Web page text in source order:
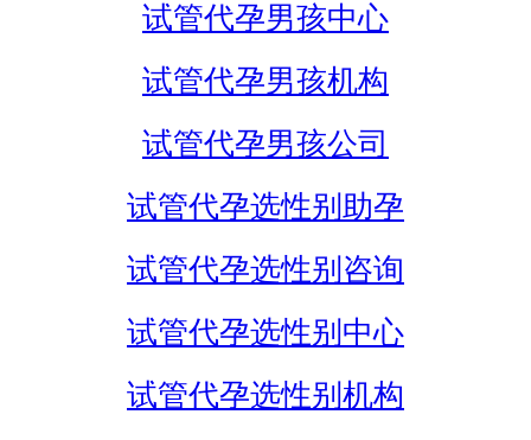
试管代孕男孩中心
试管代孕男孩机构
试管代孕男孩公司
试管代孕选性别助孕
试管代孕选性别咨询
试管代孕选性别中心
试管代孕选性别机构